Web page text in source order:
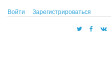
Войти Зарегистрироваться